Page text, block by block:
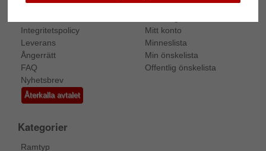
Juridisk information
Integritetspolicy
Leverans
Ångerrätt
FAQ
Nyhetsbrev
Återkalla avtalet
Hjälp
Mitt konto
Minneslista
Min önskelista
Offentlig önskelista
Kategorier
Ramtyp